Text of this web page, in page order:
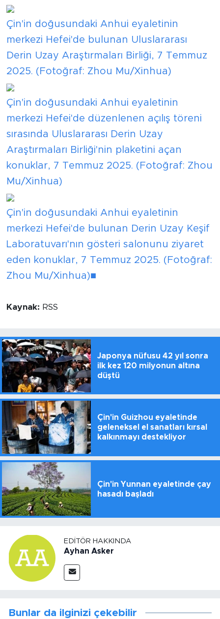
Çin'in doğusundaki Anhui eyaletinin
merkezi Hefei'de bulunan Uluslararası
Derin Uzay Araştırmaları Birliği, 7 Temmuz
2025. (Fotoğraf: Zhou Mu/Xinhua)
Çin'in doğusundaki Anhui eyaletinin
merkezi Hefei'de düzenlenen açılış töreni
sırasında Uluslararası Derin Uzay
Araştırmaları Birliği'nin plaketini açan
konuklar, 7 Temmuz 2025. (Fotoğraf: Zhou
Mu/Xinhua)
Çin'in doğusundaki Anhui eyaletinin
merkezi Hefei'de bulunan Derin Uzay Keşif
Laboratuvarı'nın gösteri salonunu ziyaret
eden konuklar, 7 Temmuz 2025. (Fotoğraf:
Zhou Mu/Xinhua)■
Kaynak: RSS
Japonya nüfusu 42 yıl sonra
ilk kez 120 milyonun altına
düştü
Çin'in Guizhou eyaletinde
geleneksel el sanatları kırsal
kalkınmayı destekliyor
Çin'in Yunnan eyaletinde çay
hasadı başladı
EDITÖR HAKKINDA
Ayhan Asker
Bunlar da ilginizi çekebilir